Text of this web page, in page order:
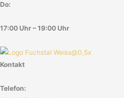
Do:
17:00 Uhr – 19:00 Uhr
Kontakt
Telefon: